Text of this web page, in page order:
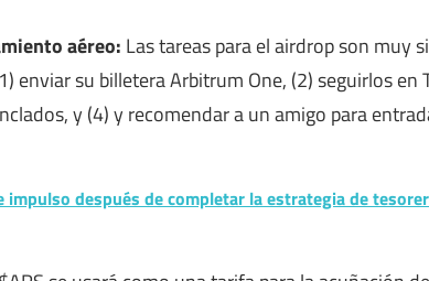
aéreo: Las tareas para el airdrop son muy
enviar su billetera Arbitrum One, (2) seguirlos
y (4) y recomendar a un amigo para
impulso después de completar la estrategia de